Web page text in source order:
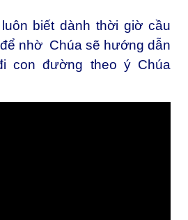
biết dành thời giờ cầu
nhờ Chúa sẽ hướng dẫn
con đường theo ý Chúa